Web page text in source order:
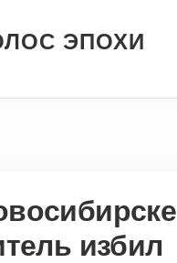
ЭПОХИ
избил